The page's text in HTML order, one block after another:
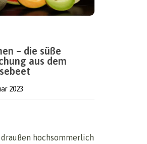
– die süße
aus dem
2023
draußen hochsommerlich